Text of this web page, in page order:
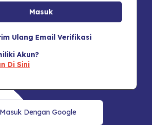
Ulang Email Verifikasi
Akun?
Di Sini
Dengan Google